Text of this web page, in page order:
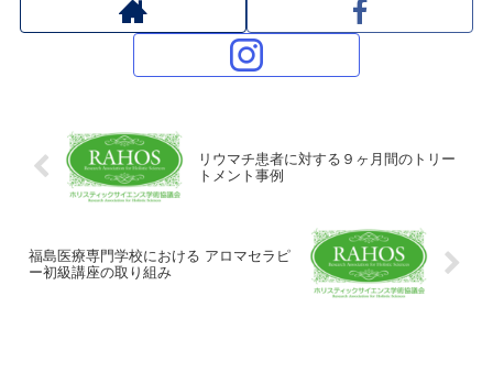
リウマチ患者に対する９ヶ月間のトリー
トメント事例
福島医療専門学校における アロマセラピ
ー初級講座の取り組み